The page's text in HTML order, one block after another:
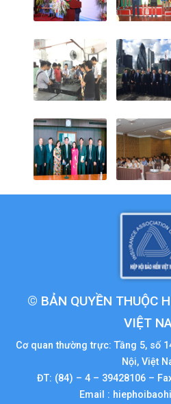
© BẢN QUYỀN THUỘC
VIỆT
Cơ quan thường trực: Tầng 5, số
Nội, Việt
ĐT: (84) – 4 – 39428106 –
Email :